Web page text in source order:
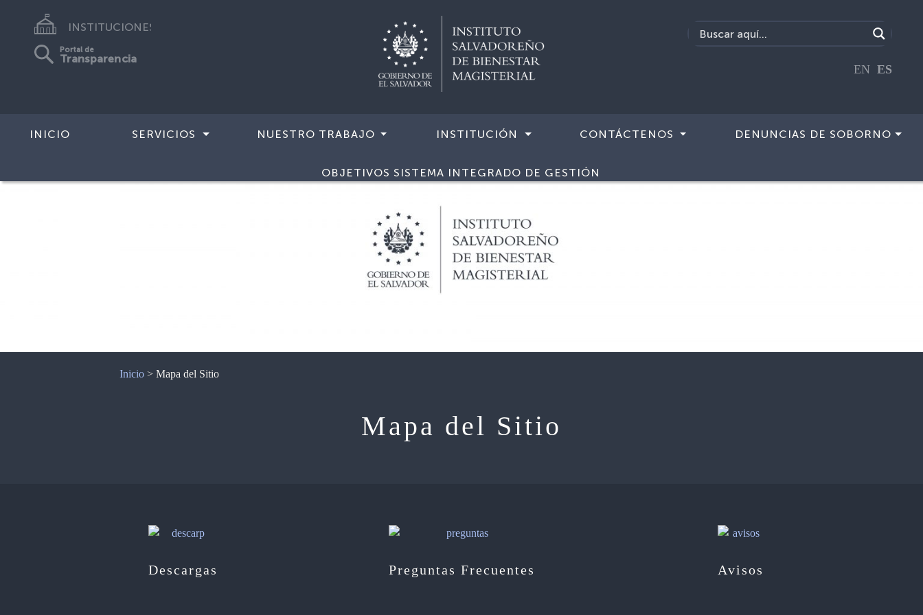
INSTITUCIONES
Portal de
Transparencia
EN ES
INICIO SERVICIOS NUESTRO TRABAJO INSTITUCIÓN CONTÁCTENOS DENUNCIAS DE SOBORNO
OBJETIVOS SISTEMA INTEGRADO DE GESTIÓN
Inicio >Mapa del Sitio
Mapa del Sitio
Descargas Preguntas Frecuentes Avisos